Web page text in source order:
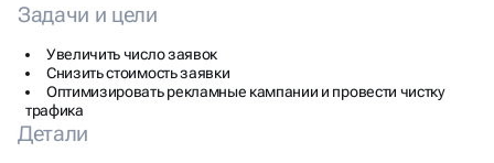
Задачи и цели
Увеличить число заявок
Снизить стоимость заявки
Оптимизировать рекламные кампании и провести чистку
трафика
Детали